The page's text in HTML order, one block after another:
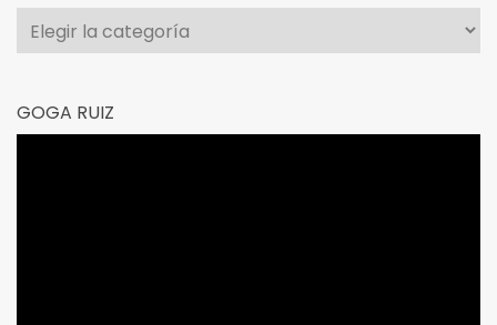
Categorías
GOGA RUIZ